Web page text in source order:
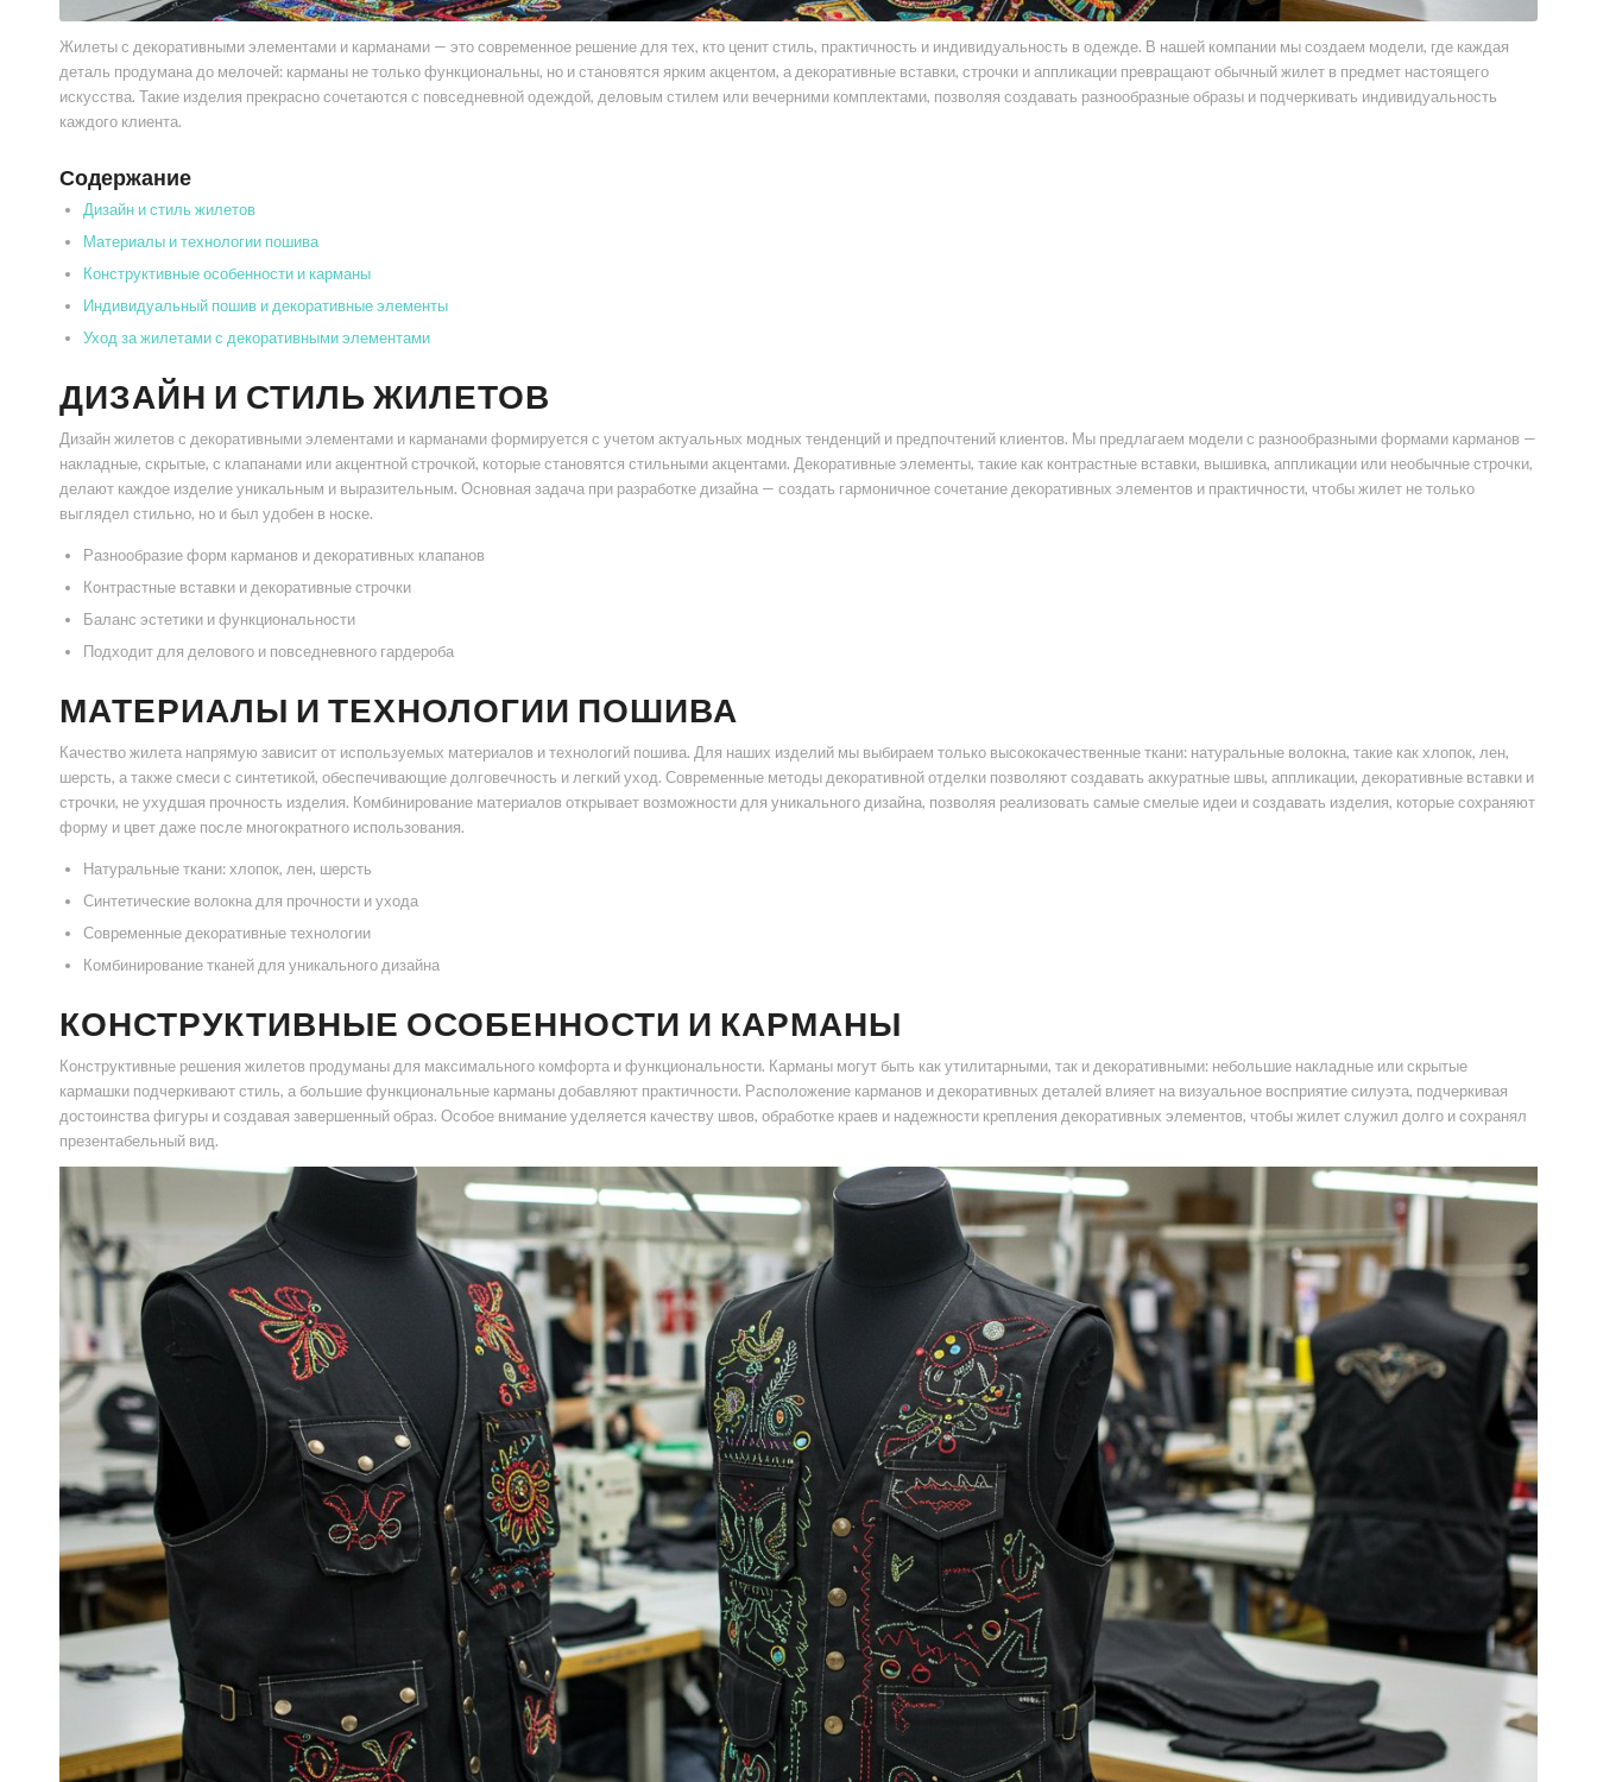
Жилеты с декоративными элементами и карманами — это современное решение для тех, кто ценит стиль, практичность и индивидуальность в одежде. В нашей компании мы создаем модели, где каждая
деталь продумана до мелочей: карманы не только функциональны, но и становятся ярким акцентом, а декоративные вставки, строчки и аппликации превращают обычный жилет в предмет настоящего
искусства. Такие изделия прекрасно сочетаются с повседневной одеждой, деловым стилем или вечерними комплектами, позволяя создавать разнообразные образы и подчеркивать индивидуальность
каждого клиента.
Содержание
Дизайн и стиль жилетов
Материалы и технологии пошива
Конструктивные особенности и карманы
Индивидуальный пошив и декоративные элементы
Уход за жилетами с декоративными элементами
ДИЗАЙН И СТИЛЬ ЖИЛЕТОВ
Дизайн жилетов с декоративными элементами и карманами формируется с учетом актуальных модных тенденций и предпочтений клиентов. Мы предлагаем модели с разнообразными формами карманов —
накладные, скрытые, с клапанами или акцентной строчкой, которые становятся стильными акцентами. Декоративные элементы, такие как контрастные вставки, вышивка, аппликации или необычные строчки,
делают каждое изделие уникальным и выразительным. Основная задача при разработке дизайна — создать гармоничное сочетание декоративных элементов и практичности, чтобы жилет не только
выглядел стильно, но и был удобен в носке.
Разнообразие форм карманов и декоративных клапанов
Контрастные вставки и декоративные строчки
Баланс эстетики и функциональности
Подходит для делового и повседневного гардероба
МАТЕРИАЛЫ И ТЕХНОЛОГИИ ПОШИВА
Качество жилета напрямую зависит от используемых материалов и технологий пошива. Для наших изделий мы выбираем только высококачественные ткани: натуральные волокна, такие как хлопок, лен,
шерсть, а также смеси с синтетикой, обеспечивающие долговечность и легкий уход. Современные методы декоративной отделки позволяют создавать аккуратные швы, аппликации, декоративные вставки и
строчки, не ухудшая прочность изделия. Комбинирование материалов открывает возможности для уникального дизайна, позволяя реализовать самые смелые идеи и создавать изделия, которые сохраняют
форму и цвет даже после многократного использования.
Натуральные ткани: хлопок, лен, шерсть
Синтетические волокна для прочности и ухода
Современные декоративные технологии
Комбинирование тканей для уникального дизайна
КОНСТРУКТИВНЫЕ ОСОБЕННОСТИ И КАРМАНЫ
Конструктивные решения жилетов продуманы для максимального комфорта и функциональности. Карманы могут быть как утилитарными, так и декоративными: небольшие накладные или скрытые
кармашки подчеркивают стиль, а большие функциональные карманы добавляют практичности. Расположение карманов и декоративных деталей влияет на визуальное восприятие силуэта, подчеркивая
достоинства фигуры и создавая завершенный образ. Особое внимание уделяется качеству швов, обработке краев и надежности крепления декоративных элементов, чтобы жилет служил долго и сохранял
презентабельный вид.